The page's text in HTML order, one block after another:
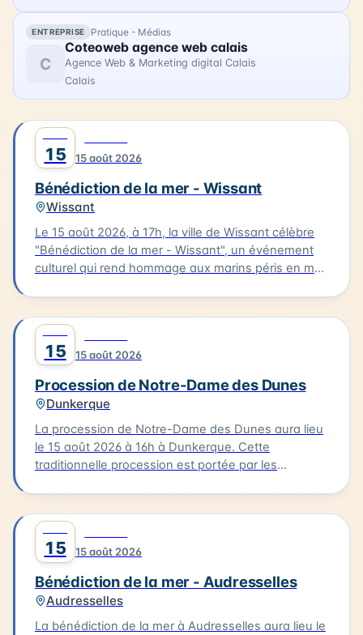
ENTREPRISE Pratique - Médias
C
Coteoweb agence web calais
Agence Web & Marketing digital Calais
Calais
15 15 août 2026
Bénédiction de la mer - Wissant
Wissant
Le 15 août 2026, à 17h, la ville de Wissant célèbre
"Bénédiction de la mer - Wissant", un événement
culturel qui rend hommage aux marins péris en mer.
déroulera la bénédiction. Cette cérémonie sera
accompagnée de chants et aura lieu en présence
de flobarts, bateaux de pêche traditionnels. Ce
lieu dans un cadre emblématique de la Côte
d'Opale.
15 15 août 2026
Procession de Notre-Dame des Dunes
Dunkerque
La procession de Notre-Dame des Dunes aura lieu
le 15 août 2026 à 16h à Dunkerque. Cette
traditionnelle procession est portée par les
Notre-Dame des Dunes jusqu'au quai des Anglais.
Là, se déroule la bénédiction, suivie d'une sortie
des bateaux pour un dépôt de gerbe en mer.
15 15 août 2026
Bénédiction de la mer - Audresselles
Audresselles
La bénédiction de la mer à Audresselles aura lieu le